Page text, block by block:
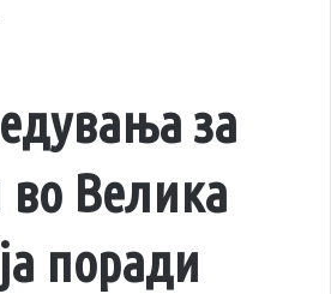
за
Велика
поради